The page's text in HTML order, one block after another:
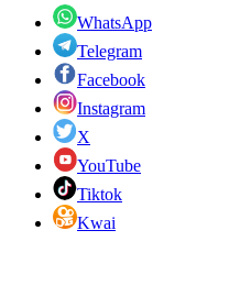
WhatsApp
Telegram
Facebook
Instagram
X
YouTube
Tiktok
Kwai